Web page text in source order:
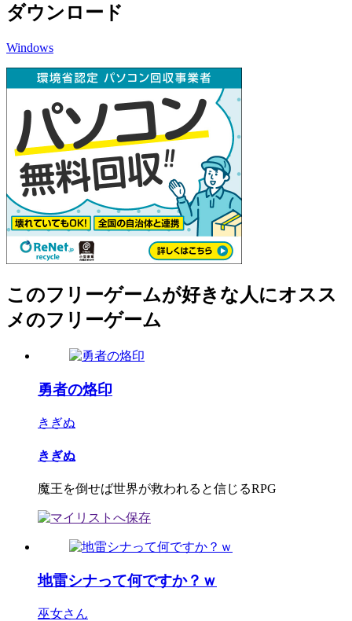
ダウンロード
Windows
このフリーゲームが好きな人にオスス
メのフリーゲーム
勇者の烙印
きぎぬ
きぎぬ
魔王を倒せば世界が救われると信じるRPG
地雷シナって何ですか？ｗ
巫女さん